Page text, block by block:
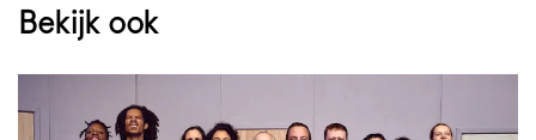
Bekijk ook